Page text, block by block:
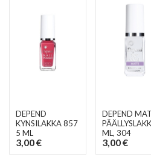
DEPEND
KYNSILAKKA 857
5 ML
3,00 €
DEPEND
ML, 304
3,00 €